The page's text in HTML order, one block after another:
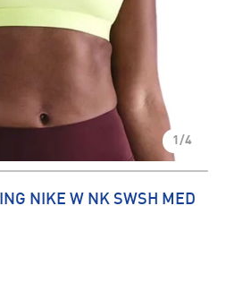
1/4
NIKE W NK SWSH MED